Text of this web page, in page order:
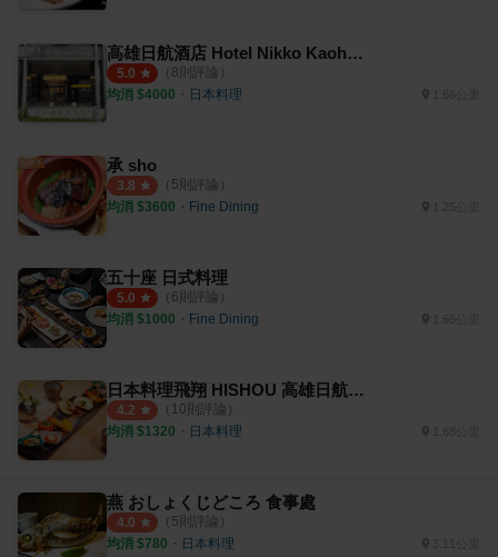
高雄日航酒店 Hotel Nikko Kaohsiung
5.0 （ 8則評論）
均消 $4000 ・ 日本料理
承 sho
3.8 （ 5則評論）
均消 $3600 ・ Fine Dining 1.25公里
五十座 日式料理
5.0 （ 6則評論）
均消 $1000 ・ Fine Dining
日本料理飛翔 HISHOU 高雄日航酒店
4.2 （ 10則評論）
均消 $1320 ・ 日本料理
燕 おしょくじどころ 食事處
4.0 （ 5則評論）
均消 $780 ・ 日本料理